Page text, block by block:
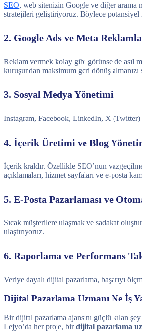
SEO, web sitenizin Google ve diğer arama
stratejileri geliştiriyoruz. Böylece potansiyel
2. Google Ads ve Meta
Reklam vermek kolay gibi görünse de asıl
kuruşundan maksimum geri dönüş almanızı
3. Sosyal Medya Yönetimi
Instagram, Facebook, LinkedIn, X
4. İçerik Üretimi ve Blog
İçerik kraldır. Özellikle SEO’nun
açıklamaları, hizmet sayfaları ve e-posta
5. E-Posta Pazarlaması ve
Sıcak müşterilere ulaşmak ve sadakat
ulaştırıyoruz.
6. Raporlama ve Performans
Veriye dayalı dijital pazarlama, başarıyı
Dijital Pazarlama Uzmanı Ne İş
Bir dijital pazarlama ajansını güçlü kılan
Lejyo’da her proje, birdijital pazarlama